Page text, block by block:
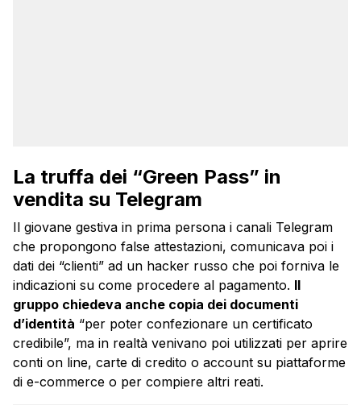
La truffa dei “Green Pass” in
vendita su Telegram
Il giovane gestiva in prima persona i canali Telegram
che propongono false attestazioni, comunicava poi i
dati dei “clienti” ad un hacker russo che poi forniva le
indicazioni su come procedere al pagamento. Il
gruppo chiedeva anche copia dei documenti
d’identità “per poter confezionare un certificato
credibile”, ma in realtà venivano poi utilizzati per aprire
conti on line, carte di credito o account su piattaforme
di e-commerce o per compiere altri reati.